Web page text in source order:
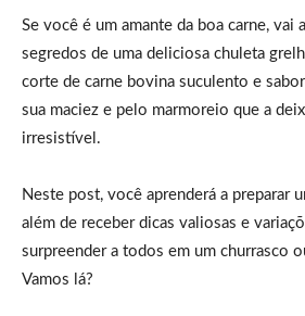
Se você é um amante da boa carne, vai
segredos de uma deliciosa chuleta
corte de carne bovina suculento e
sua maciez e pelo marmoreio que a
irresistível.
Neste post, você aprenderá a preparar
além de receber dicas valiosas e
surpreender a todos em um churrasco
Vamos lá?